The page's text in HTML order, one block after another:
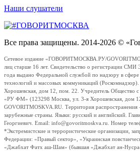
Наши слушатели
Все права защищены. 2014-2026 ©
Сетевое издание «ГОВОРИТМОСКВА.РУ/
лиц старше 16 лет. Свидетельство о регистрации
года выдано Федеральной службой по надзору в
технологий и массовых коммуникаций
Хорошевская, дом 12, пом. 22. Учредитель Общество с
«РУ ФМ» (123298 Москва, ул. 3-я Хорошевская, дом
GOVORITMOSKVA.RU. Территория распространения
зарубежные страны. Языки: русский и английский.
Георгиевич. Email: info@govoritmoskva.ru. Номер
*Экстремистские и террористические организации,
Федерации: «Правый сектор», «Украинская
«Джабхат Фатх аш-Шам» (бывшая «Джабхат ан-